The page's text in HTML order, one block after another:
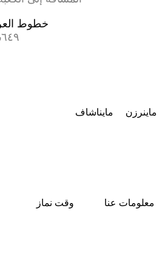
خطوط
مایناشاف ماینرزن
وقت نماز معلومات عنا